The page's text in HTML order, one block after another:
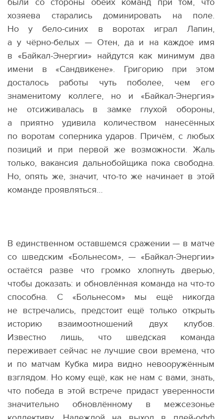
были со стороны обеих команд при том, что
хозяева старались доминировать на поле.
Но у бело-синих в воротах играл Лапин,
а у чёрно-белых — Отен, да и на каждое имя
в «Байкал-Энергии» найдутся как минимум два
имени в «Сандвикене». Григорию при этом
досталось работы чуть поболее, чем его
знаменитому коллеге, но и «Байкал-Энергия»
не отсиживалась в замке глухой обороны,
а приятно удивила количеством нанесённых
по воротам соперника ударов. Причём, с любых
позиций и при первой же возможности. Жаль
только, вакансия дальнобойщика пока свободна.
Но, опять же, значит, что-то же начинает в этой
команде проявляться…
В единственном оставшемся сражении — в матче
со шведским «Больнесом», — «Байкал-Энергии»
остаётся разве что громко хлопнуть дверью,
чтобы доказать: и обновлённая команда на что-то
способна. С «Больнесом» мы ещё никогда
не встречались, предстоит ещё только открыть
историю взаимоотношений двух клубов.
Известно лишь, что шведская команда
переживает сейчас не лучшие свои времена, что
и по матчам Кубка мира видно невооружённым
взглядом. Но кому ещё, как не нам с вами, знать,
что победа в этой встрече придаст уверенности
значительно обновлённому в межсезонье